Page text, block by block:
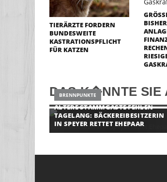
TIERÄRZTE FORDERN
BUNDESWEITE
KASTRATIONSPFLICHT
FÜR KATZEN
DAS K�NNTE SIE
BRENNPUNKTE
ÄLTERE STAMMGÄSTE FEHLEN
TAGELANG: BÄCKEREIBESITZERIN
IN SPEYER RETTET EHEPAAR